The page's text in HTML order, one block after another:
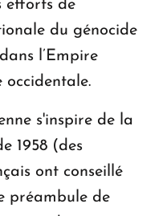
efforts de
du génocide
l’Empire
s'inspire de la
1958 (des
ont conseillé
préambule de